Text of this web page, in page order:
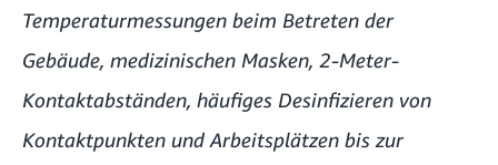
Temperaturmessungen beim Betreten der
Gebäude, medizinischen Masken, 2-Meter-
Kontaktabständen, häufiges Desinfizieren von
Kontaktpunkten und Arbeitsplätzen bis zur